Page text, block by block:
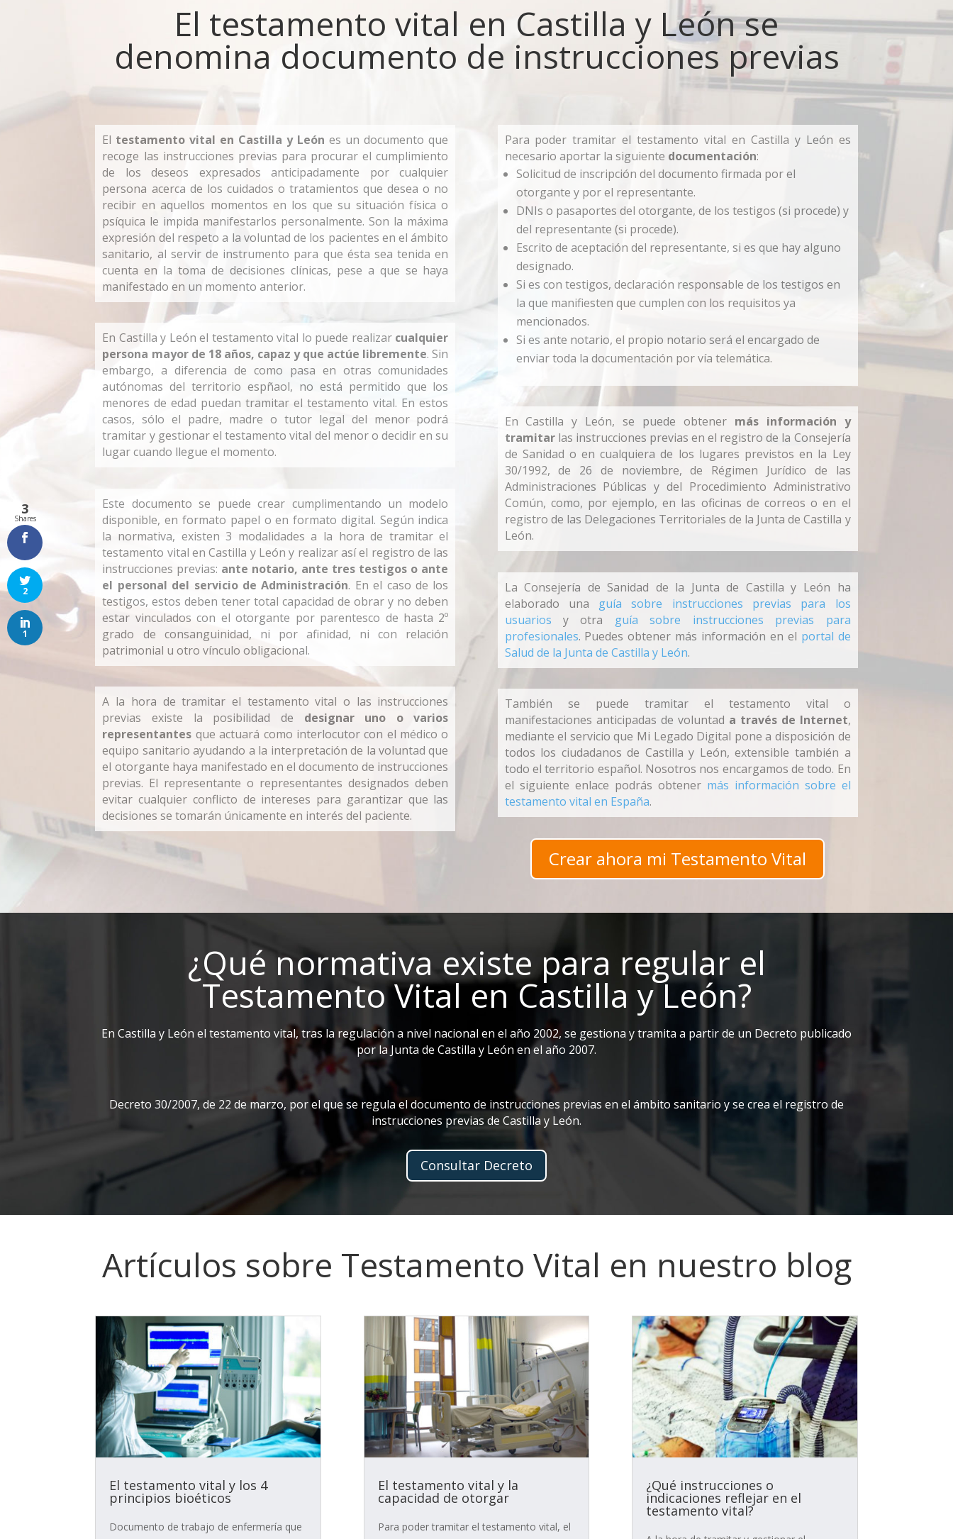
El testamento vital en Castilla y León se
denomina documento de instrucciones previas
El testamento vital en Castilla y León es un documento que
recoge las instrucciones previas para procurar el cumplimiento
de los deseos expresados anticipadamente por cualquier
persona acerca de los cuidados o tratamientos que desea o no
recibir en aquellos momentos en los que su situación física o
psíquica le impida manifestarlos personalmente. Son la máxima
expresión del respeto a la voluntad de los pacientes en el ámbito
sanitario, al servir de instrumento para que ésta sea tenida en
cuenta en la toma de decisiones clínicas, pese a que se haya
manifestado en un momento anterior.
En Castilla y León el testamento vital lo puede realizar cualquier
persona mayor de 18 años, capaz y que actúe libremente. Sin
embargo, a diferencia de como pasa en otras comunidades
autónomas del territorio espñaol, no está permitido que los
menores de edad puedan tramitar el testamento vital. En estos
casos, sólo el padre, madre o tutor legal del menor podrá
tramitar y gestionar el testamento vital del menor o decidir en su
lugar cuando llegue el momento.
Este documento se puede crear cumplimentando un modelo
disponible, en formato papel o en formato digital. Según indica
la normativa, existen 3 modalidades a la hora de tramitar el
testamento vital en Castilla y León y realizar así el registro de las
instrucciones previas: ante notario, ante tres testigos o ante
el personal del servicio de Administración. En el caso de los
testigos, estos deben tener total capacidad de obrar y no deben
estar vinculados con el otorgante por parentesco de hasta 2º
grado de consanguinidad, ni por afinidad, ni con relación
patrimonial u otro vínculo obligacional.
A la hora de tramitar el testamento vital o las instrucciones
previas existe la posibilidad de designar uno o varios
representantes que actuará como interlocutor con el médico o
equipo sanitario ayudando a la interpretación de la voluntad que
el otorgante haya manifestado en el documento de instrucciones
previas. El representante o representantes designados deben
evitar cualquier conflicto de intereses para garantizar que las
decisiones se tomarán únicamente en interés del paciente.
Para poder tramitar el testamento vital en Castilla y León es
necesario aportar la siguiente documentación:
Solicitud de inscripción del documento firmada por el
otorgante y por el representante.
DNIs o pasaportes del otorgante, de los testigos (si procede) y
del representante (si procede).
Escrito de aceptación del representante, si es que hay alguno
designado.
Si es con testigos, declaración responsable de los testigos en
la que manifiesten que cumplen con los requisitos ya
mencionados.
Si es ante notario, el propio notario será el encargado de
enviar toda la documentación por vía telemática.
En Castilla y León, se puede obtener más información y
tramitarlas instrucciones previas en el registro de la Consejería
de Sanidad o en cualquiera de los lugares previstos en la Ley
30/1992, de 26 de noviembre, de Régimen Jurídico de las
Administraciones Públicas y del Procedimiento Administrativo
Común, como, por ejemplo, en las oficinas de correos o en el
registro de las Delegaciones Territoriales de la Junta de Castilla y
León.
La Consejería de Sanidad de la Junta de Castilla y León ha
elaborado una guía sobre instrucciones previas para los
usuarios y otra guía sobre instrucciones previas para
profesionales. Puedes obtener más información en el portal de
Salud de la Junta de Castilla y León.
También se puede tramitar el testamento vital o
manifestaciones anticipadas de voluntad a través de Internet,
mediante el servicio que Mi Legado Digital pone a disposición de
todos los ciudadanos de Castilla y León, extensible también a
todo el territorio español. Nosotros nos encargamos de todo. En
el siguiente enlace podrás obtener más información sobre el
testamento vital en España.
Crear ahora mi Testamento Vital
¿Qué normativa existe para regular el
Testamento Vital en Castilla y León?
En Castilla y León el testamento vital, tras la regulación a nivel nacional en el año 2002, se gestiona y tramita a partir de un Decreto publicado
por la Junta de Castilla y León en el año 2007.
Decreto 30/2007, de 22 de marzo, por el que se regula el documento de instrucciones previas en el ámbito sanitario y se crea el registro de
instrucciones previas de Castilla y León.
Consultar Decreto
Artículos sobre Testamento Vital en nuestro blog
El testamento vital y los 4
principios bioéticos
Documento de trabajo de enfermería que
El testamento vital y la
capacidad de otorgar
Para poder tramitar el testamento vital, el
¿Qué instrucciones o
indicaciones reflejar en el
testamento vital?
3
Shares
2
1